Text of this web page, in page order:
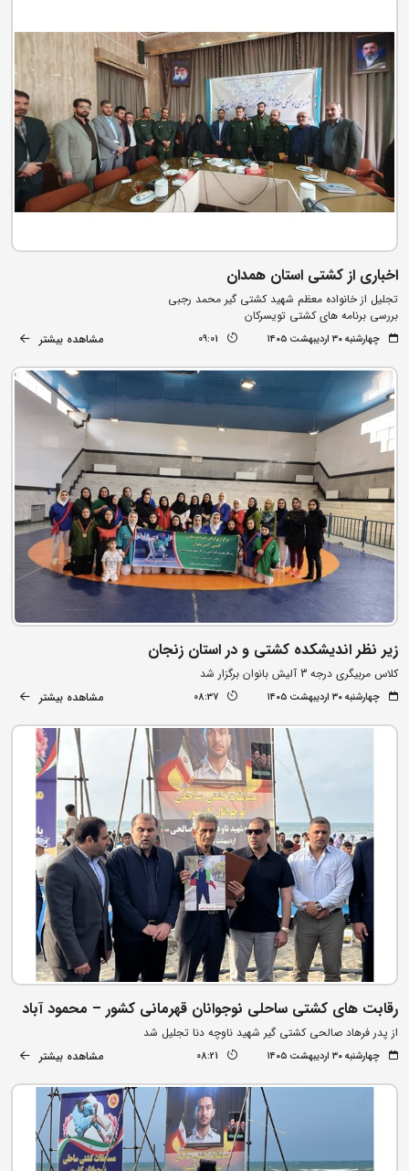
اخباری از کشتی استان همدان
تجلیل از خانواده معظم شهید کشتی گیر محمد رجبی
بررسی برنامه های کشتی تویسرکان
چهارشنبه ۳۰ اردیبهشت ۱۴۰۵ 09:01 مشاهده بیشتر
زیر نظر اندیشکده کشتی و در استان زنجان
کلاس مربیگری درجه 3 آلیش بانوان برگزار شد
چهارشنبه ۳۰ اردیبهشت ۱۴۰۵ 08:37 مشاهده بیشتر
رقابت های کشتی ساحلی نوجوانان قهرمانی کشور – محمود آباد
از پدر فرهاد صالحی کشتی گیر شهید ناوچه دنا تجلیل شد
چهارشنبه ۳۰ اردیبهشت ۱۴۰۵ 08:21 مشاهده بیشتر